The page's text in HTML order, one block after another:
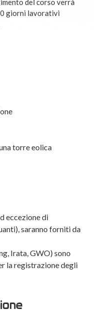
del corso verrà
giorni lavorativi
torre eolica
eccezione di
saranno forniti da
Irata, GWO) sono
la registrazione degli